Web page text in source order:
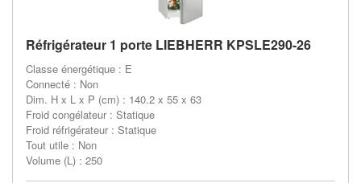
Réfrigérateur 1 porte LIEBHERR KPSLE290-26
Classe énergétique : E
Connecté : Non
Dim. H x L x P (cm) : 140.2 x 55 x 63
Froid congélateur : Statique
Froid réfrigérateur : Statique
Tout utile : Non
Volume (L) : 250